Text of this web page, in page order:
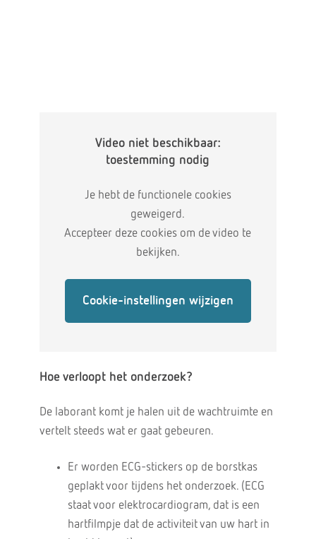
Video niet beschikbaar:
toestemming nodig
Je hebt de functionele cookies
geweigerd.
Accepteer deze cookies om de video te
bekijken.
Cookie-instellingen wijzigen
Hoe verloopt het onderzoek?
De laborant komt je halen uit de wachtruimte en
vertelt steeds wat er gaat gebeuren.
Er worden ECG-stickers op de borstkas
geplakt voor tijdens het onderzoek. (ECG
staat voor elektrocardiogram, dat is een
hartfilmpje dat de activiteit van uw hart in